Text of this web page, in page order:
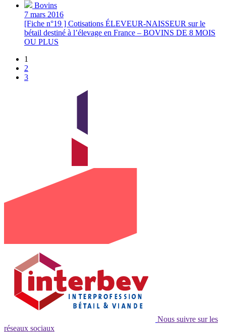
Bovins
7 mars 2016
[Fiche n°19 ] Cotisations ÉLEVEUR-NAISSEUR sur le
bétail destiné à l’élevage en France – BOVINS DE 8 MOIS
OU PLUS
1
2
3
Nous suivre sur les
réseaux sociaux